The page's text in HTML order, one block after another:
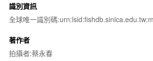
識別資訊
全球唯一識別碼
著作者
拍攝者:蔡永春